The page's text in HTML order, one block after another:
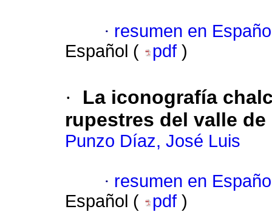
· resumen en
Español (
pdf )
·
La iconografía
rupestres del valle
Punzo Díaz, José Luis
· resumen en
Español (
pdf )